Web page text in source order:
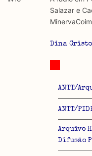
académicos.
A lista procura incluir
a algumas das
discurso e uso da
uma censura que é
constitutiva do próprio
Regulatória e
abordagens.
Tipo
Empírica
Combinação
Salazar e
Dina Cristo
ANTT/
ANTT/
Arquivo
Difusão